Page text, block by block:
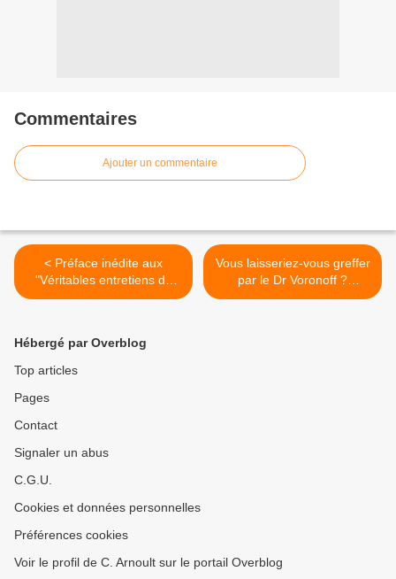
Commentaires
Ajouter un commentaire
< Préface inédite aux
"Véritables entretiens de
Socrate", par Han Ryner
Vous laisseriez-vous greffer
par le Dr Voronoff ?
Réponse de Han Ryner >
Hébergé par Overblog
Top articles
Pages
Contact
Signaler un abus
C.G.U.
Cookies et données personnelles
Préférences cookies
Voir le profil de C. Arnoult sur le portail Overblog